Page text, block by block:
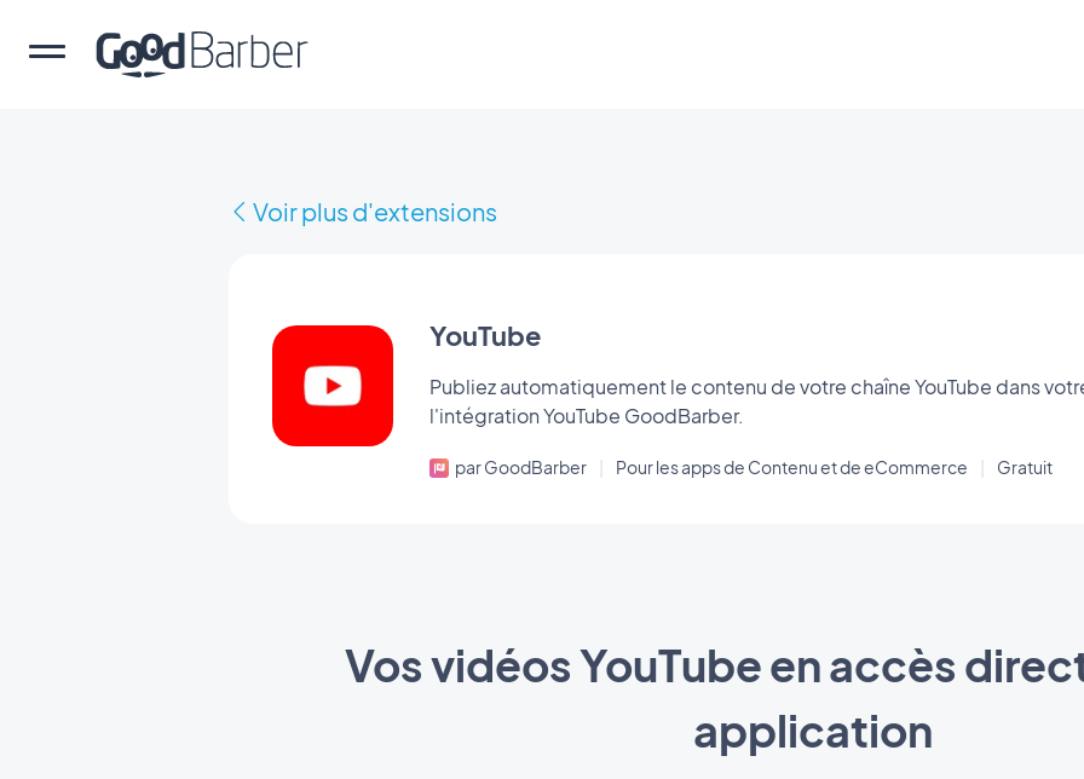
Voir plus d'extensions
YouTube
Publiez automatiquement le contenu de votre chaîne YouTube dans
l'intégration YouTube GoodBarber.
par GoodBarber Pour les apps de Contenu et de eCommerce Gratuit
Vos vidéos YouTube en accès
application